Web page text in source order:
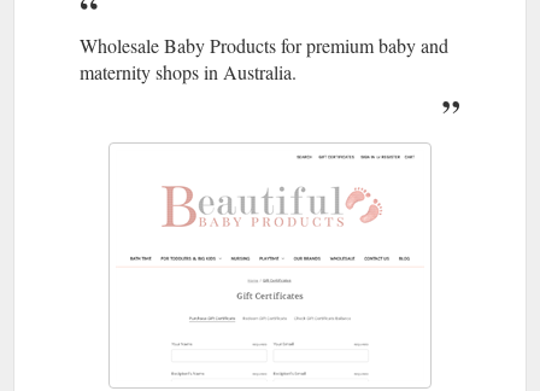
Wholesale Baby Products for premium baby and
maternity shops in Australia.